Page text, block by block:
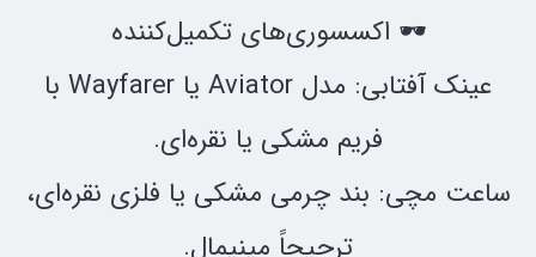
🕶 اکسسوری‌های تکمیل‌کننده
عینک آفتابی: مدل Aviator یا Wayfarer با
فریم مشکی یا نقره‌ای.
ساعت مچی: بند چرمی مشکی یا فلزی نقره‌ای،
ترجیحاً مینیمال.